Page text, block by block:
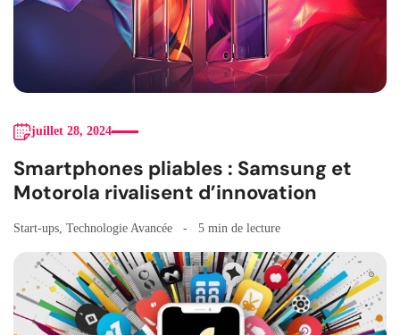
juillet 28, 2024
Smartphones pliables : Samsung et
Motorola rivalisent d’innovation
Start-ups, Technologie Avancée 5 min de lecture